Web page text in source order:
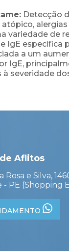
Detecção
variedade de
IgE específica
a um
IgE,
à severidade
Aflitos
Rosa e Silva,
- PE (Shopping